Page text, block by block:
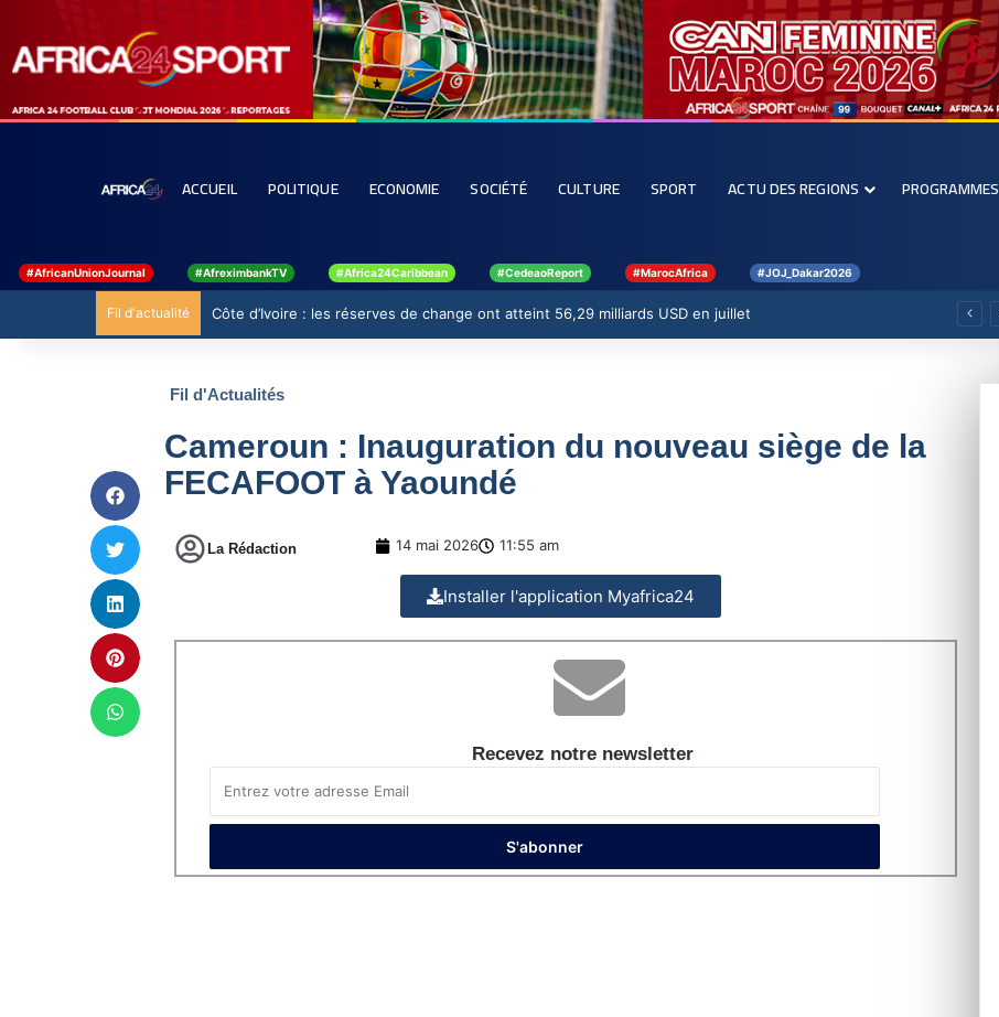
ACCUEIL POLITIQUE ECONOMIE SOCIÉTÉ CULTURE SPORT ACTU DES REGIONS PROGRAMMES
#AfricanUnionJournal #AfreximbankTV #Africa24Caribbean #CedeaoReport #MarocAfrica #JOJ_Dakar2026
Fil d'actualité Côte d’Ivoire : les réserves de change ont atteint 56,29 milliards USD en juillet
Fil d'Actualités
Cameroun : Inauguration du nouveau siège de la
FECAFOOT à Yaoundé
La Rédaction 14 mai 2026 11:55 am
Installer l'application Myafrica24
Recevez notre newsletter